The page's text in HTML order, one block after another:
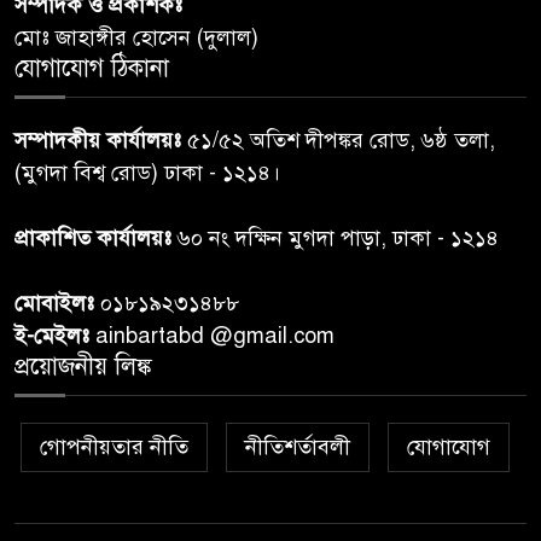
অনুশ্রীর, মিলল হারমোনিয়াম
৬
২০ আগস্ট রাষ্ট্রপতি নির্বাচন,
তফসিল প্রকাশ নির্বাচন কমিশনের
বান্দরবান বিজিবি সেক্টর সদর দপ্তর
মাঝে মেডিকেল ক্যাম্পেইন
বাংলাদেশ সেনাবাহিনীর উদ্যোগে
স্থাপিত সৌরচালিত সুপেয় পানির
পাম্প উদ্বোধন
৯
রোয়াংছড়িতে বন্যাদুর্গত পরিবারের
মোঃ জাহাঙ্গীর হোসেন (দুলাল)
যোগাযোগ ঠিকানা
সম্পাদকীয় কার্যালয়ঃ ৫১/৫২ অতিশ দীপঙ্কর রোড, ৬ষ্ঠ তলা,
(মুগদা বিশ্ব রোড) ঢাকা - ১২১৪।
প্রাকাশিত কার্যালয়ঃ৬০ নং দক্ষিন মুগদা পাড়া, ঢাকা - ১২১৪
মোবাইলঃ ০১৮১৯২৩১৪৮৮
ই-মেইলঃ ainbartabd @gmail.com
প্রয়োজনীয় লিঙ্ক
গোপনীয়তার নীতি নীতিশর্তাবলী যোগাযোগ